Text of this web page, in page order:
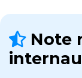
Note